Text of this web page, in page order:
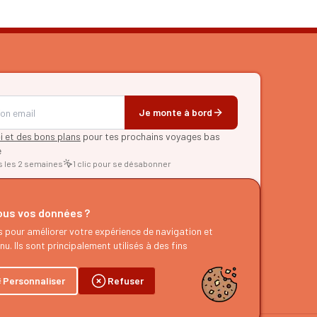
Je monte à bord
et des bons plans pour tes prochains voyages bas
les 2 semaines 1 clic pour se désabonner
d'itinéraires
Personnaliser Refuser
vos données ?
pour améliorer votre expérience de navigation et
Ils sont principalement utilisés à des fins